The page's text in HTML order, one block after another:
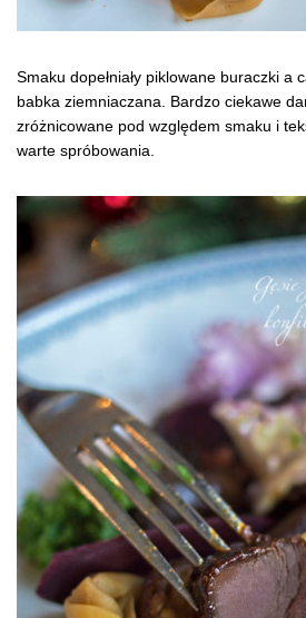
Smaku dopełniały piklowane buraczki a
babka ziemniaczana. Bardzo ciekawe
zróżnicowane pod względem smaku i
warte spróbowania.